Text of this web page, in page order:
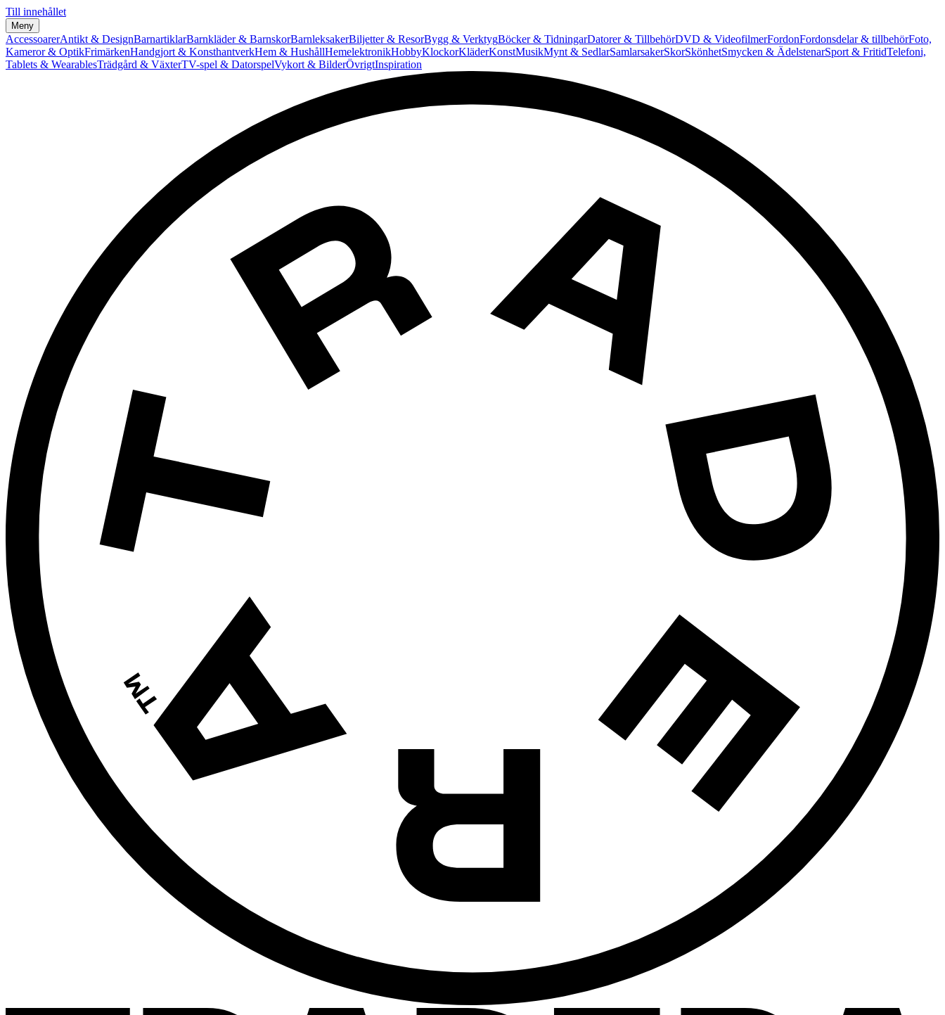
Till innehållet
Meny
AccessoarerAntikt & DesignBarnartiklarBarnkläder & BarnskorBarnleksakerBiljetter & ResorBygg & VerktygBöcker & TidningarDatorer & TillbehörDVD & VideofilmerFordonFordonsdelar & tillbehörFoto,
Kameror & OptikFrimärkenHandgjort & KonsthantverkHem & HushållHemelektronikHobbyKlockorKläderKonstMusikMynt & SedlarSamlarsakerSkorSkönhetSmycken & ÄdelstenarSport & FritidTelefoni,
Tablets & WearablesTrädgård & VäxterTV-spel & DatorspelVykort & BilderÖvrigtInspiration